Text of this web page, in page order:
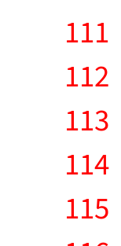
111
112
113
114
115